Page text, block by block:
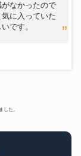
なかったので
に入っていた
です。
した。